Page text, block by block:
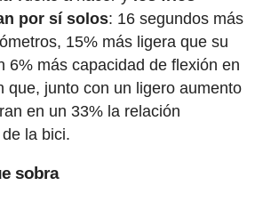
por sí solos: 16 segundos más
15% más ligera que su
6% más capacidad de flexión en
que, junto con un ligero aumento
en un 33% la relación
la bici.
sobra